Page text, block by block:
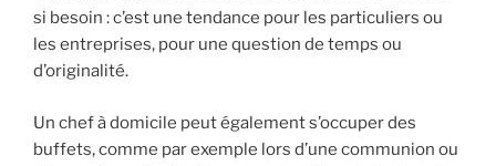
si besoin : c’est une tendance pour les particuliers ou
les entreprises, pour une question de temps ou
d’originalité.
Un chef à domicile peut également s’occuper des
buffets, comme par exemple lors d’une communion ou